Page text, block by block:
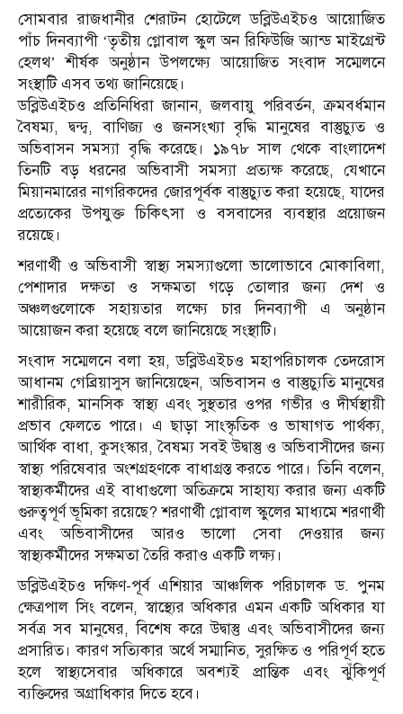
সোমবার রাজধানীর শেরাটন হোটেলে ডব্লিউএইচও আয়োজিত
পাঁচ দিনব্যাপী ‘তৃতীয় গ্লোবাল স্কুল অন রিফিউজি অ্যান্ড মাইগ্রেন্ট
হেলথ’ শীর্ষক অনুষ্ঠান উপলক্ষ্যে আয়োজিত সংবাদ সম্মেলনে
সংস্থাটি এসব তথ্য জানিয়েছে।
ডব্লিউএইচও প্রতিনিধিরা জানান, জলবায়ু পরিবর্তন, ক্রমবর্ধমান
বৈষম্য, দ্বন্দ্ব, বাণিজ্য ও জনসংখ্যা বৃদ্ধি মানুষের বাস্তুচ্যুত ও
অভিবাসন সমস্যা বৃদ্ধি করেছে। ১৯৭৮ সাল থেকে বাংলাদেশ
তিনটি বড় ধরনের অভিবাসী সমস্যা প্রত্যক্ষ করেছে, যেখানে
মিয়ানমারের নাগরিকদের জোরপূর্বক বাস্তুচ্যুত করা হয়েছে, যাদের
প্রত্যেকের উপযুক্ত চিকিৎসা ও বসবাসের ব্যবস্থার প্রয়োজন
রয়েছে।
শরণার্থী ও অভিবাসী স্বাস্থ্য সমস্যাগুলো ভালোভাবে মোকাবিলা,
পেশাদার দক্ষতা ও সক্ষমতা গড়ে তোলার জন্য দেশ ও
অঞ্চলগুলোকে সহায়তার লক্ষ্যে চার দিনব্যাপী এ অনুষ্ঠান
আয়োজন করা হয়েছে বলে জানিয়েছে সংস্থাটি।
সংবাদ সম্মেলনে বলা হয়, ডব্লিউএইচও মহাপরিচালক তেদরোস
আধানম গেব্রিয়াসুস জানিয়েছেন, অভিবাসন ও বাস্তুচ্যুতি মানুষের
শারীরিক, মানসিক স্বাস্থ্য এবং সুস্থতার ওপর গভীর ও দীর্ঘস্থায়ী
প্রভাব ফেলতে পারে। এ ছাড়া সাংস্কৃতিক ও ভাষাগত পার্থক্য,
আর্থিক বাধা, কুসংস্কার, বৈষম্য সবই উদ্বাস্তু ও অভিবাসীদের জন্য
স্বাস্থ্য পরিষেবার অংশগ্রহণকে বাধাগ্রস্ত করতে পারে। তিনি বলেন,
স্বাস্থ্যকর্মীদের এই বাধাগুলো অতিক্রমে সাহায্য করার জন্য একটি
গুরুত্বপূর্ণ ভূমিকা রয়েছে? শরণার্থী গ্লোবাল স্কুলের মাধ্যমে শরণার্থী
এবং অভিবাসীদের আরও ভালো সেবা দেওয়ার জন্য
স্বাস্থ্যকর্মীদের সক্ষমতা তৈরি করাও একটি লক্ষ্য।
ডব্লিউএইচও দক্ষিণ-পূর্ব এশিয়ার আঞ্চলিক পরিচালক ড. পুনম
ক্ষেত্রপাল সিং বলেন, স্বাস্থ্যের অধিকার এমন একটি অধিকার যা
সর্বত্র সব মানুষের, বিশেষ করে উদ্বাস্তু এবং অভিবাসীদের জন্য
প্রসারিত। কারণ সত্যিকার অর্থে সম্মানিত, সুরক্ষিত ও পরিপূর্ণ হতে
হলে স্বাস্থ্যসেবার অধিকারে অবশ্যই প্রান্তিক এবং ঝুঁকিপূর্ণ
ব্যক্তিদের অগ্রাধিকার দিতে হবে।